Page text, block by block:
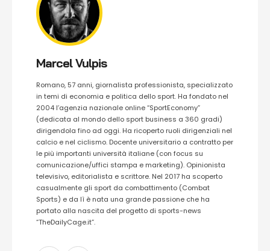
Marcel Vulpis
Romano, 57 anni, giornalista professionista, specializzato
in temi di economia e politica dello sport. Ha fondato nel
2004 l’agenzia nazionale online “SportEconomy”
(dedicata al mondo dello sport business a 360 gradi)
dirigendola fino ad oggi. Ha ricoperto ruoli dirigenziali nel
calcio e nel ciclismo. Docente universitario a contratto per
le più importanti università italiane (con focus su
comunicazione/uffici stampa e marketing). Opinionista
televisivo, editorialista e scrittore. Nel 2017 ha scoperto
casualmente gli sport da combattimento (Combat
Sports) e da lì è nata una grande passione che ha
portato alla nascita del progetto di sports-news
“TheDailyCage.it”.